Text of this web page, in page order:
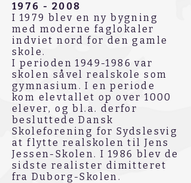
1976 - 2008
I 1979 blev en ny bygning
med moderne faglokaler
indviet nord for den gamle
skole.
I perioden1949-1986 var
skolen såvel realskole som
gymnasium. I en periode
kom elevtallet op over 1000
elever, og bl.a. derfor
besluttede Dansk
Skoleforening for Sydslesvig
at flytte realskolen til Jens
Jessen-Skolen. I 1986 blev de
sidste realister dimitteret
fra Duborg-Skolen.